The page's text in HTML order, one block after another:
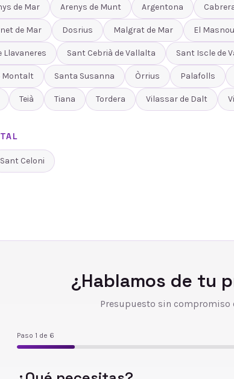
de Mar Arenys de Munt Argentona
de Mar Dosrius Malgrat de Mar El Masnou
Llavaneres Sant Cebrià de Vallalta Sant Iscle de
Montalt Santa Susanna Òrrius Palafolls
Teià Tiana Tordera Vilassar de Dalt
Sant Celoni
¿Hablamos de tu
Presupuesto sin compromiso
Paso 1 de 6